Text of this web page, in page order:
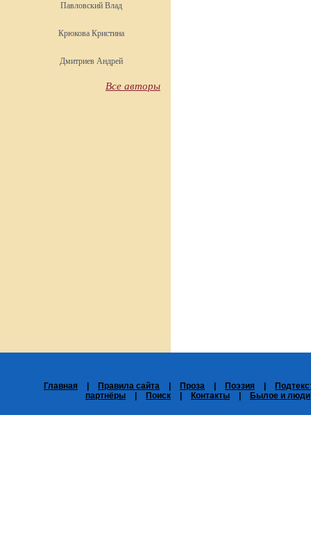
Павловский Влад
Крюкова Кристина
Дмитриев Андрей
Все авторы
Главная Правила сайта Проза Поэзия
партнёры
Поиск Контакты Былое и люди